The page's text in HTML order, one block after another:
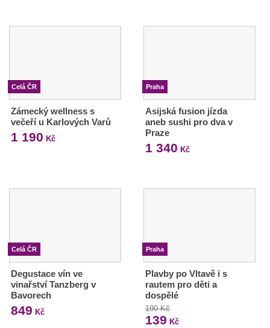
Celá ČR
Zámecký wellness s
večeří u Karlových Varů
1 190 Kč
Praha
Asijská fusion jízda
aneb sushi pro dva v
Praze
1 340 Kč
Celá ČR
Degustace vín ve
vinařství Tanzberg v
Bavorech
849 Kč
Praha
Plavby po Vltavě i s
rautem pro děti a
dospělé
190 Kč
139 Kč